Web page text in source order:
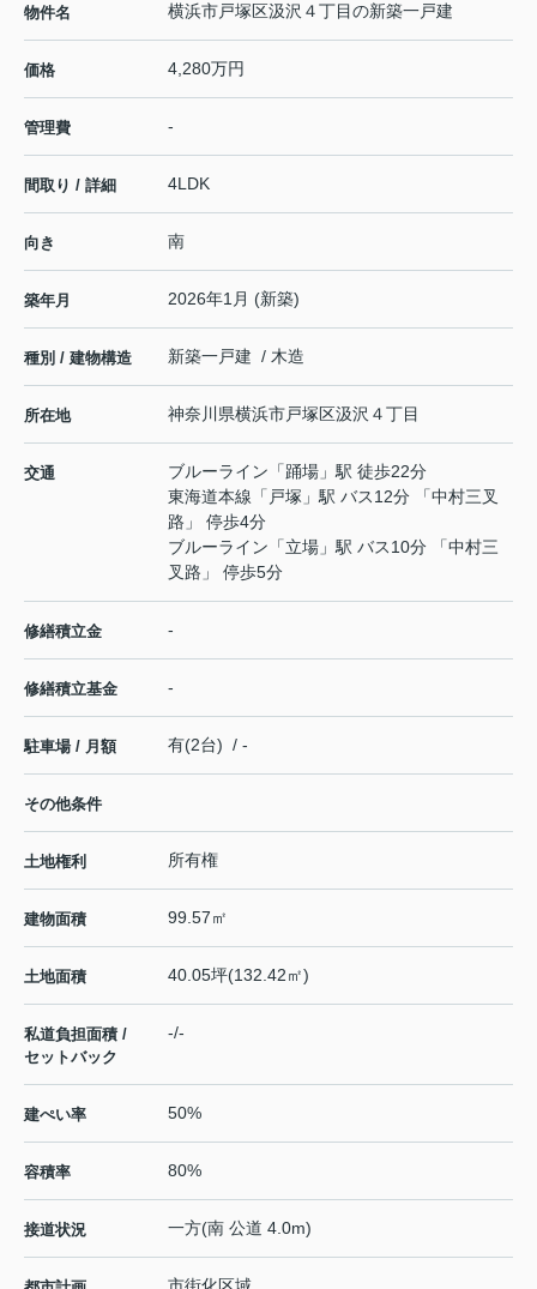
物件名 横浜市戸塚区汲沢４丁目の新築一戸建
価格 4,280万円
管理費 -
間取り / 詳細 4LDK
向き 南
築年月 2026年1月 (新築)
種別 / 建物構造 新築一戸建 / 木造
所在地 神奈川県横浜市戸塚区汲沢 ４丁目
交通 ブルーライン 「踊場 」駅 徒歩22分
東海道本線 「 戸塚 」駅 バス12分 「中村三叉
路」 停歩4分
ブルーライン 「立場 」駅 バス10分 「中村三
叉路」 停歩5分
修繕積立金 -
修繕積立基金 -
駐車場 / 月額 有(2台) / -
その他条件
土地権利 所有権
建物面積 99.57㎡
土地面積 40.05坪(132.42㎡)
私道負担面積 /
セットバック
-/-
建ぺい率 50%
容積率 80%
接道状況 一方(南 公道 4.0m)